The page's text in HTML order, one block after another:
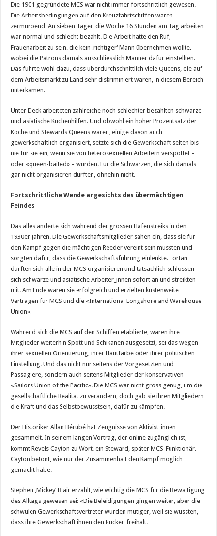
Die 1901 gegründete MCS war nicht immer fortschrittlich gewesen.
Die Arbeitsbedingungen auf den Kreuzfahrtschiffen waren
zermürbend: An sieben Tagen die Woche 16 Stunden am Tag arbeiten
war normal und schlecht bezahlt. Die Arbeit hatte den Ruf,
Frauenarbeit zu sein, die kein ‚richtiger‘ Mann übernehmen wollte,
wobei die Patrons damals ausschliesslich Männer dafür einstellten.
Das führte wohl dazu, dass überdurchschnittlich viele Queens, die auf
dem Arbeitsmarkt zu Land sehr diskriminiert waren, in diesem Bereich
unterkamen.
Unter Deck arbeiteten zahlreiche noch schlechter bezahlten schwarze
und asiatische Küchenhilfen. Und obwohl ein hoher Prozentsatz der
Köche und Stewards Queens waren, einige davon auch
gewerkschaftlich organisiert, setzte sich die Gewerkschaft selten bis
nie für sie ein, wenn sie von heterosexuellen Arbeitern verspottet –
oder «queen-baited» – wurden. Für die Schwarzen, die sich damals
gar nicht organisieren durften, ohnehin nicht.
Fortschrittliche Wende angesichts des übermächtigen
Feindes
Das alles änderte sich während der grossen Hafenstreiks in den
1930er Jahren. Die Gewerkschaftsmitglieder sahen ein, dass sie für
den Kampf gegen die mächtigen Reeder vereint sein mussten und
sorgten dafür, dass die Gewerkschaftsführung einlenkte. Fortan
durften sich alle in der MCS organisieren und tatsächlich schlossen
sich schwarze und asiatische Arbeiter_innen sofort an und streikten
mit. Am Ende waren sie erfolgreich und erzielten küstenweite
Verträgen für MCS und die «International Longshore and Warehouse
Union».
Während sich die MCS auf den Schiffen etablierte, waren ihre
Mitglieder weiterhin Spott und Schikanen ausgesetzt, sei das wegen
ihrer sexuellen Orientierung, ihrer Hautfarbe oder ihrer politischen
Einstellung. Und das nicht nur seitens der Vorgesetzten und
Passagiere, sondern auch seitens Mitglieder der konservativen
«Sailors Union of the Pacific». Die MCS war nicht gross genug, um die
gesellschaftliche Realität zu verändern, doch gab sie ihren Mitgliedern
die Kraft und das Selbstbewusstsein, dafür zu kämpfen.
Der Historiker Allan Bérubé hat Zeugnisse von Aktivist_innen
gesammelt. In seinem langen Vortrag, der online zugänglich ist,
kommt Revels Cayton zu Wort, ein Steward, später MCS-Funktionär.
Cayton betont, wie nur der Zusammenhalt den Kampf möglich
gemacht habe.
Stephen ‚Mickey‘ Blair erzählt, wie wichtig die MCS für die Bewältigung
des Alltags gewesen sei: «Die Beleidigungen gingen weiter, aber die
schwulen Ge­­werkschaftsvertreter wurden mutiger, weil sie wussten,
dass ihre Gewerkschaft ihnen den Rücken freihält.